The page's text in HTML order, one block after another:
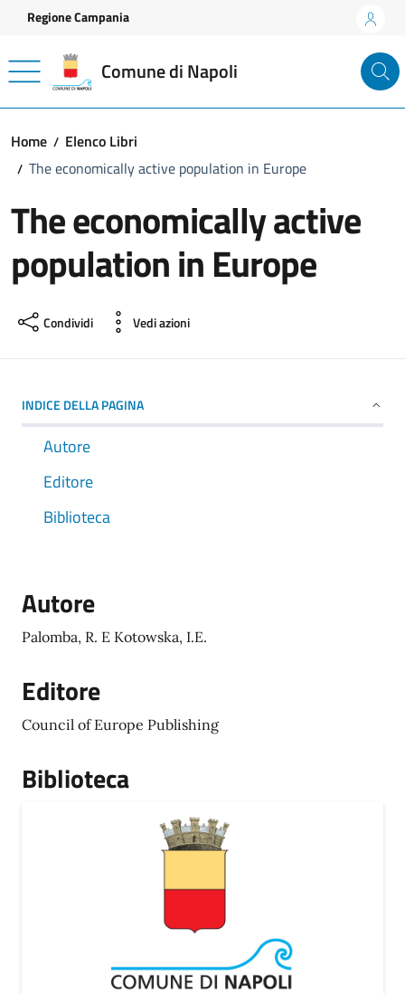
Vai ai contenuti
Vai al footer
Regione Campania
Comune di Napoli
Home
Elenco Libri
The economically active population in Europe
The economically active
population in Europe
Condividi Vedi azioni
INDICE DELLA PAGINA
Autore
Editore
Biblioteca
Autore
Palomba, R. E Kotowska, I.E.
Editore
Council of Europe Publishing
Biblioteca